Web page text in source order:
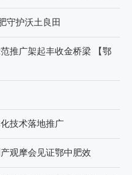
守护沃土良田
推广架起丰收金桥梁 【鄂
技术落地推广
观摩会见证鄂中肥效